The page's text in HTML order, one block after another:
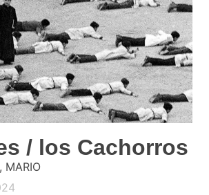
/ los Cachorros
MARIO